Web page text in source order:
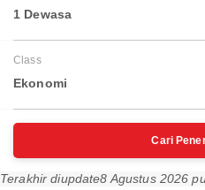
1 Dewasa
Class
Ekonomi
Cari
Terakhir diupdate8 Agustus 2026